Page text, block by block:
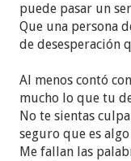
puede pasar un
Que una persona
de desesperación
Al menos contó
mucho lo que tu
No te sientas
seguro que es
Me fallan las